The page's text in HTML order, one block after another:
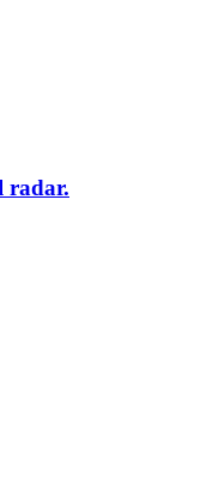
radar.